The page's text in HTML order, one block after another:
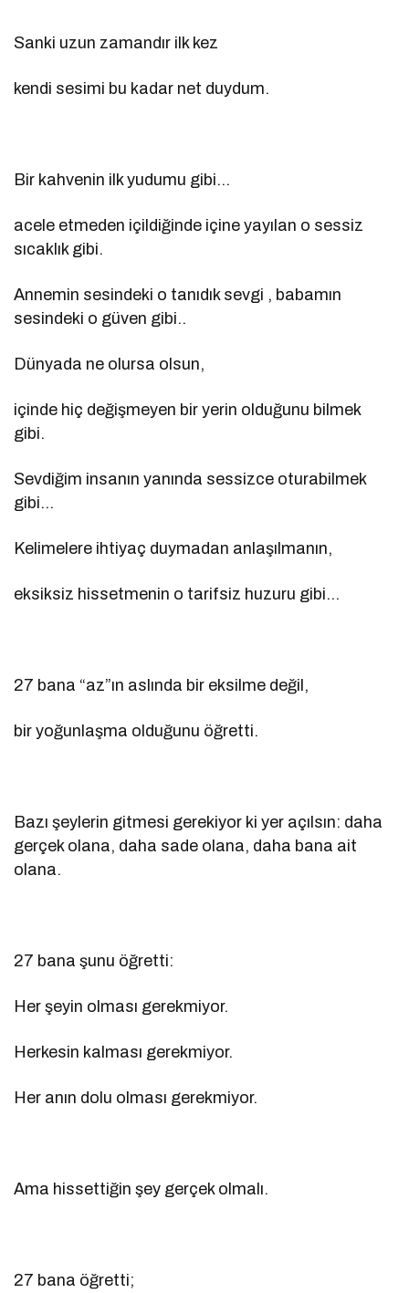
Sanki uzun zamandır ilk kez
kendi sesimi bu kadar net duydum.
Bir kahvenin ilk yudumu gibi…
acele etmeden içildiğinde içine yayılan o sessiz
sıcaklık gibi.
Annemin sesindeki o tanıdık sevgi , babamın
sesindeki o güven gibi..
Dünyada ne olursa olsun,
içinde hiç değişmeyen bir yerin olduğunu bilmek
gibi.
Sevdiğim insanın yanında sessizce oturabilmek
gibi…
Kelimelere ihtiyaç duymadan anlaşılmanın,
eksiksiz hissetmenin o tarifsiz huzuru gibi…
27 bana “az”ın aslında bir eksilme değil,
bir yoğunlaşma olduğunu öğretti.
Bazı şeylerin gitmesi gerekiyor ki yer açılsın: daha
gerçek olana, daha sade olana, daha bana ait
olana.
27 bana şunu öğretti:
Her şeyin olması gerekmiyor.
Herkesin kalması gerekmiyor.
Her anın dolu olması gerekmiyor.
Ama hissettiğin şey gerçek olmalı.
27 bana öğretti;